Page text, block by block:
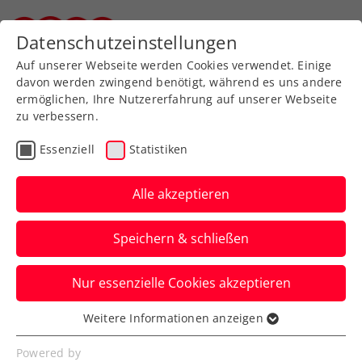
Zurück zur Newsübersicht
Turniere
Schwärzler bei großem
ITF-Jugendturnier in
Osaka mit weißer Weste
Bei einem weiteren internationalen U18-
Event in Asien ist Nico Hipfl in Shanghai
auf Erfolgskurs.
Verfasst von: Manuel Wachta, 12.10.2023
Datenschutzeinstellungen
Auf unserer Webseite werden Cookies verwendet. Einige
davon werden zwingend benötigt, während es uns andere
ermöglichen, Ihre Nutzererfahrung auf unserer Webseite
zu verbessern.
Essenziell Statistiken
Alle akzeptieren
Speichern & schließen
Nur essenzielle Cookies akzeptieren
Essenziell
Essenzielle Cookies werden für grundlegende
Weitere Informationen anzeigen
Powered by